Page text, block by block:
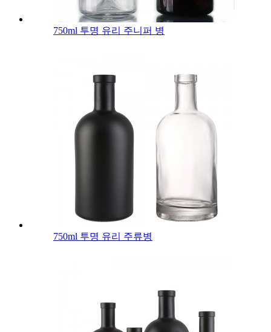
750ml 투명 유리 주니퍼 병
750ml 투명 유리 주류병